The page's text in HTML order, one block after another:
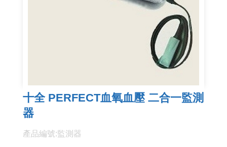
十全 PERFECT血氧血壓 二合一監測
器
產品編號:監測器